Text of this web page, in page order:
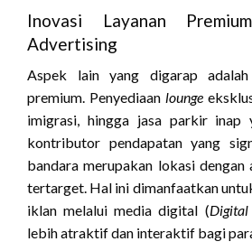
Inovasi Layanan
Advertising
Aspek lain yang digarap adalah
premium. Penyediaan lounge
imigrasi, hingga jasa parkir inap
kontributor pendapatan yang
bandara merupakan lokasi dengan
tertarget. Hal ini dimanfaatkan
iklan melalui media digital (
lebih atraktif dan interaktif bagi